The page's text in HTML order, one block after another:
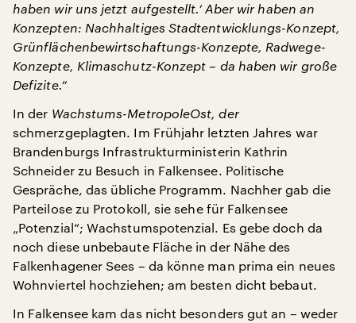
haben wir uns jetzt aufgestellt.‘ Aber wir haben an
Konzepten: Nachhaltiges Stadtentwicklungs-Konzept,
Grünflächenbewirtschaftungs-Konzepte, Radwege-
Konzepte, Klimaschutz-Konzept – da haben wir große
Defizite.“
In der Wachstums-MetropoleOst, der
schmerzgeplagten. Im Frühjahr letzten Jahres war
Brandenburgs Infrastrukturministerin Kathrin
Schneider zu Besuch in Falkensee. Politische
Gespräche, das übliche Programm. Nachher gab die
Parteilose zu Protokoll, sie sehe für Falkensee
„Potenzial“; Wachstumspotenzial. Es gebe doch da
noch diese unbebaute Fläche in der Nähe des
Falkenhagener Sees – da könne man prima ein neues
Wohnviertel hochziehen; am besten dicht bebaut.
In Falkensee kam das nicht besonders gut an – weder